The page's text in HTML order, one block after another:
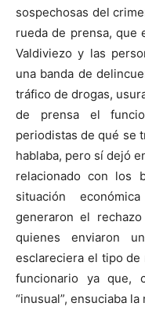
sospechosas del
rueda de prensa, que
Valdiviezo y las
una banda de
tráfico de drogas,
de prensa el
periodistas de qué se
hablaba, pero sí dejó
relacionado con los
situación
generaron el
quienes enviaron
esclareciera el tipo de
funcionario ya que,
“inusual”, ensuciaba